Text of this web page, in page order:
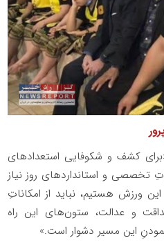
کشف و شکوفایی استعدادهای
تخصصی و استانداردهای روز نیاز
ورزش هستیم، نباید از امکاناتِ
و عدالت، ستون‌های این راه
این مسیر دشوار است.»